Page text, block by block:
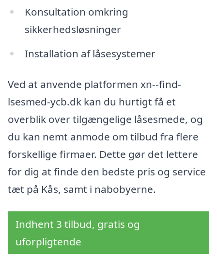
Konsultation omkring
sikkerhedsløsninger
Installation af låsesystemer
Ved at anvende platformen xn--find-
lsesmed-ycb.dk kan du hurtigt få et
overblik over tilgængelige låsesmede, og
du kan nemt anmode om tilbud fra flere
forskellige firmaer. Dette gør det lettere
for dig at finde den bedste pris og service
tæt på Kås, samt i nabobyerne.
Indhent 3 tilbud, gratis og
uforpligtende